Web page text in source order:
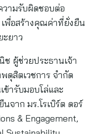
ามรับผิดชอบต่อ
พื่อสร้างคุณค่าที่ยั่งยืน
ะยาว
ผู้ช่วยประธานเจ้า
ดุสิตเวชการ จำกัด
ข้ารับมอบโล่และ
จาก มร.โรเบิร์ต ดอร์
& Engagement,